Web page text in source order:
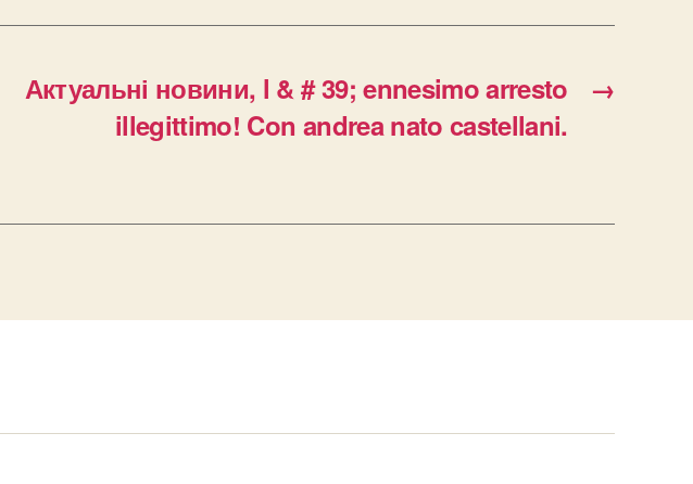
→
Актуальні новини, l & # 39; ennesimo arresto
illegittimo! Con andrea nato castellani.